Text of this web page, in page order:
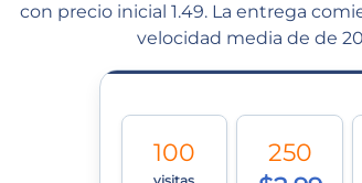
con precio inicial 1.49. La entrega
velocidad media de de
100
250